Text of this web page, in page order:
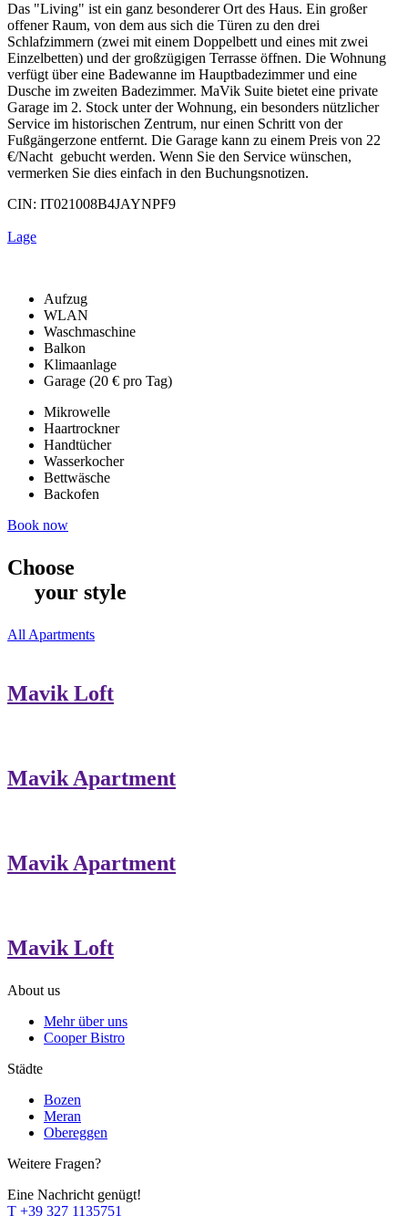
Das "Living" ist ein ganz besonderer Ort des Haus. Ein großer
offener Raum, von dem aus sich die Türen zu den drei
Schlafzimmern (zwei mit einem Doppelbett und eines mit zwei
Einzelbetten) und der großzügigen Terrasse öffnen. Die Wohnung
verfügt über eine Badewanne im Hauptbadezimmer und eine
Dusche im zweiten Badezimmer. MaVik Suite bietet eine private
Garage im 2. Stock unter der Wohnung, ein besonders nützlicher
Service im historischen Zentrum, nur einen Schritt von der
Fußgängerzone entfernt. Die Garage kann zu einem Preis von 22
€/Nacht gebucht werden. Wenn Sie den Service wünschen,
vermerken Sie dies einfach in den Buchungsnotizen.
CIN: IT021008B4JAYNPF9
Lage
Aufzug
WLAN
Waschmaschine
Balkon
Klimaanlage
Garage (20 € pro Tag)
Mikrowelle
Haartrockner
Handtücher
Wasserkocher
Bettwäsche
Backofen
Book now
Choose
your style
All Apartments
Mavik Loft
Mavik Apartment
Mavik Apartment
Mavik Loft
About us
Mehr über uns
Cooper Bistro
Städte
Bozen
Meran
Obereggen
Weitere Fragen?
Eine Nachricht genügt!
T +39 327 1135751